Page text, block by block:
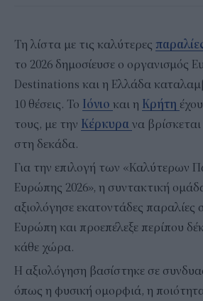
Τη λίστα με τις καλύτερες
το 2026 δημοσίευσε ο οργανισμός
Destinations και η Ελλάδα
10 θέσεις. Το Ιόνιο και η Κρήτη
τους, με την Κέρκυρα να
στη δεκάδα.
Για την επιλογή των «Καλύτερων
Ευρώπης 2026», η συντακτική
αξιολόγησε εκατοντάδες παραλίες
Ευρώπη και προεπέλεξε περίπου
κάθε χώρα.
Η αξιολόγηση βασίστηκε σε
όπως η φυσική ομορφιά, η